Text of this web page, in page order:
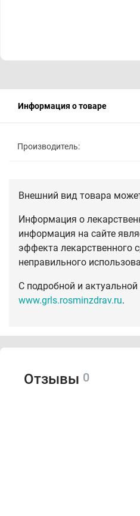
Информация о товаре
Производитель:
Внешний вид товара
Информация о
информация на сайте
эффекта лекарственного
неправильного
С подробной и
www.grls.rosminzdrav.ru.
Отзывы 0